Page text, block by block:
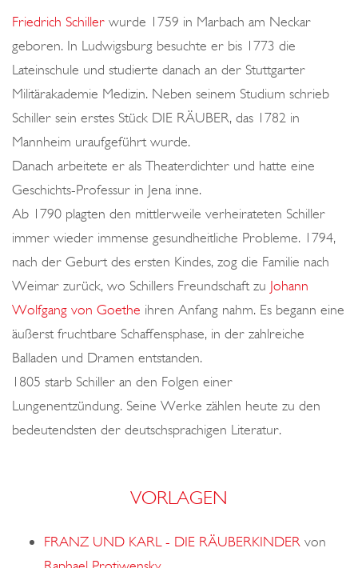
Friedrich Schiller wurde 1759 in Marbach am Neckar
geboren. In Ludwigsburg besuchte er bis 1773 die
Lateinschule und studierte danach an der Stuttgarter
Militärakademie Medizin. Neben seinem Studium schrieb
Schiller sein erstes Stück DIE RÄUBER, das 1782 in
Mannheim uraufgeführt wurde.
Danach arbeitete er als Theaterdichter und hatte eine
Geschichts-Professur in Jena inne.
Ab 1790 plagten den mittlerweile verheirateten Schiller
immer wieder immense gesundheitliche Probleme. 1794,
nach der Geburt des ersten Kindes, zog die Familie nach
Weimar zurück, wo Schillers Freundschaft zu Johann
Wolfgang von Goethe ihren Anfang nahm. Es begann eine
äußerst fruchtbare Schaffensphase, in der zahlreiche
Balladen und Dramen entstanden.
1805 starb Schiller an den Folgen einer
Lungenentzündung. Seine Werke zählen heute zu den
bedeutendsten der deutschsprachigen Literatur.
VORLAGEN
FRANZ UND KARL - DIE RÄUBERKINDER von